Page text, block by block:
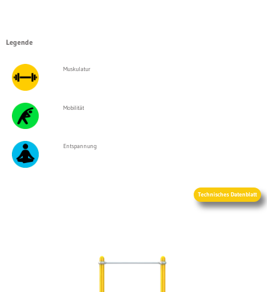
Legende
Muskulatur
Mobilität
Entspannung
Technisches Datenblatt